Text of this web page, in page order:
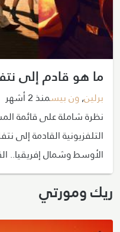
ما هو قادم إلى
برلين,ون بيسمنذ 2 أشهر
نظرة شاملة على قائمة
الأوسط وشمال إفريقيا..
ريك ومورتي